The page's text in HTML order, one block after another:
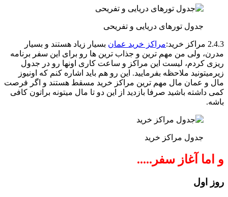
جدول تورهای دریایی و تفریحی
2.4.3 مراکز خرید: مراکز خرید عمان بسیار زیاد هستند و بسیار
مدرن، ولی من مهم ترین و جذاب ترین ها رو برای این سفر برنامه
ریزی کردم، لیست این مراکز و ساعت کاری اونها رو در جدول
زیرمیتونید ملاحظه بفرمایید. این رو هم باید اشاره کنم که اونیوز
مال و عمان مال مهم ترین مراکز خرید مسقط هستند و اگر فرصت
کمی داشته باشید صرفا بازدید از این دو تا مال میتونه براتون کافی
باشه.
جدول مراکز خرید
و اما آغاز سفر.....
روز اول